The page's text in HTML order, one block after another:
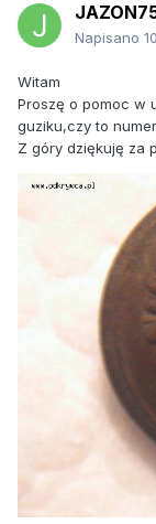
Napisano
Witam
Proszę o pomoc w
guziku,czy to
Z góry dziękuję za